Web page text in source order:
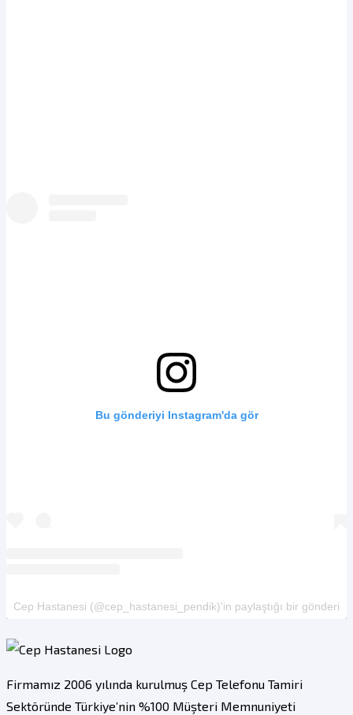
Bu gönderiyi Instagram'da gör
Cep Hastanesi (@cep_hastanesi_pendik)'in paylaştığı bir gönderi
Firmamız 2006 yılında kurulmuş Cep Telefonu Tamiri
Sektöründe Türkiye’nin %100 Müşteri Memnuniyeti